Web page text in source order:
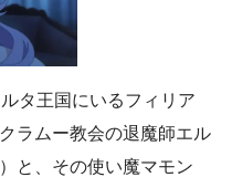
タ王国にいるフィリア
ラムー教会の退魔師エル
と、その使い魔マモン